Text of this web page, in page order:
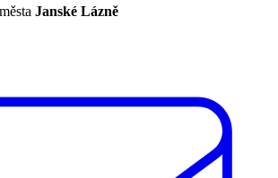
Janské Lázně